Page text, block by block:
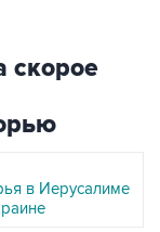
скорое
в Иерусалиме